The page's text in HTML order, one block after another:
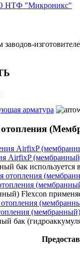
НТФ "Микроникс"
арматура
AirfixP
бак используется
Flexcon
(мембранный)
бак